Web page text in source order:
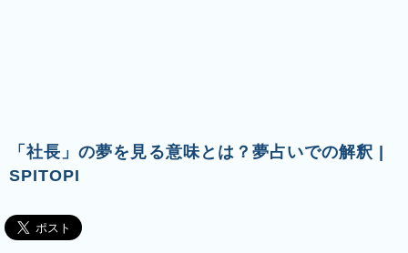
「社長」の夢を見る意味とは？夢占いでの解釈 |
SPITOPI